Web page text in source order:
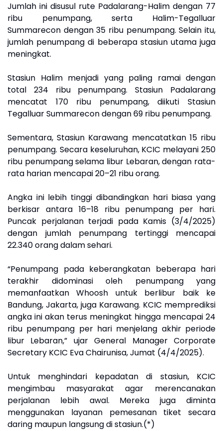
Jumlah ini disusul rute Padalarang-Halim dengan 77
ribu penumpang, serta Halim-Tegalluar
Summarecon dengan 35 ribu penumpang. Selain itu,
jumlah penumpang di beberapa stasiun utama juga
meningkat.
Stasiun Halim menjadi yang paling ramai dengan
total 234 ribu penumpang. Stasiun Padalarang
mencatat 170 ribu penumpang, diikuti Stasiun
Tegalluar Summarecon dengan 69 ribu penumpang.
Sementara, Stasiun Karawang mencatatkan 15 ribu
penumpang. Secara keseluruhan, KCIC melayani 250
ribu penumpang selama libur Lebaran, dengan rata-
rata harian mencapai 20–21 ribu orang.
Angka ini lebih tinggi dibandingkan hari biasa yang
berkisar antara 16–18 ribu penumpang per hari.
Puncak perjalanan terjadi pada Kamis (3/4/2025)
dengan jumlah penumpang tertinggi mencapai
22.340 orang dalam sehari.
“Penumpang pada keberangkatan beberapa hari
terakhir didominasi oleh penumpang yang
memanfaatkan Whoosh untuk berlibur baik ke
Bandung, Jakarta, juga Karawang. KCIC memprediksi
angka ini akan terus meningkat hingga mencapai 24
ribu penumpang per hari menjelang akhir periode
libur Lebaran,” ujar General Manager Corporate
Secretary KCIC Eva Chairunisa, Jumat (4/4/2025).
Untuk menghindari kepadatan di stasiun, KCIC
mengimbau masyarakat agar merencanakan
perjalanan lebih awal. Mereka juga diminta
menggunakan layanan pemesanan tiket secara
daring maupun langsung di stasiun.(*)